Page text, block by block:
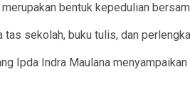
bentuk kepedulian
tas sekolah, buku tulis, dan
Ipda Indra Maulana